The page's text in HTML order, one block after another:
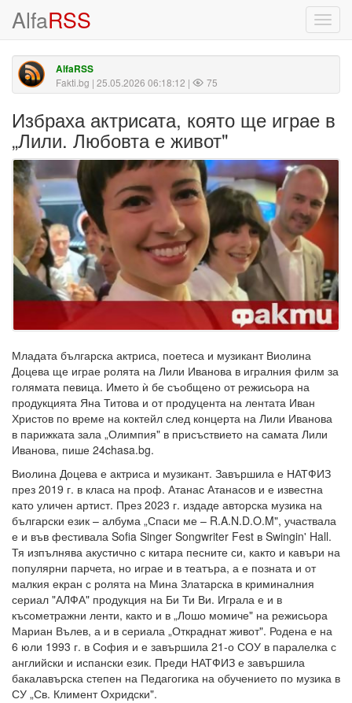
AlfaRSS
AlfaRSS
Fakti.bg | 25.05.2026 06:18:12 | 75
Избраха актрисата, която ще играе в
„Лили. Любовта е живот"
Младата българска актриса, поетеса и музикант Виолина
Доцева ще играе ролята на Лили Иванова в игралния филм за
голямата певица. Името ѝ бе съобщено от режисьора на
продукцията Яна Титова и от продуцента на лентата Иван
Христов по време на коктейл след концерта на Лили Иванова
в парижката зала „Олимпия" в присъствието на самата Лили
Иванова, пише 24chasa.bg.
Виолина Доцева е актриса и музикант. Завършила е НАТФИЗ
през 2019 г. в класа на проф. Атанас Атанасов и е известна
като уличен артист. През 2023 г. издаде авторска музика на
български език – албума „Спаси ме – R.A.N.D.O.M", участвала
е и във фестивала Sofia Singer Songwriter Fest в Swingin' Hall.
Тя изпълнява акустично с китара песните си, както и кавъри на
популярни парчета, но играе и в театъра, а е позната и от
малкия екран с ролята на Мина Златарска в криминалния
сериал "АЛФА" продукция на Би Ти Ви. Играла е и в
късометражни ленти, както и в „Лошо момиче" на режисьора
Мариан Вълев, а и в сериала „Откраднат живот". Родена е на
6 юли 1993 г. в София и е завършила 21-о СОУ в паралелка с
английски и испански език. Преди НАТФИЗ е завършила
бакалавърска степен на Педагогика на обучението по музика в
СУ „Св. Климент Охридски".